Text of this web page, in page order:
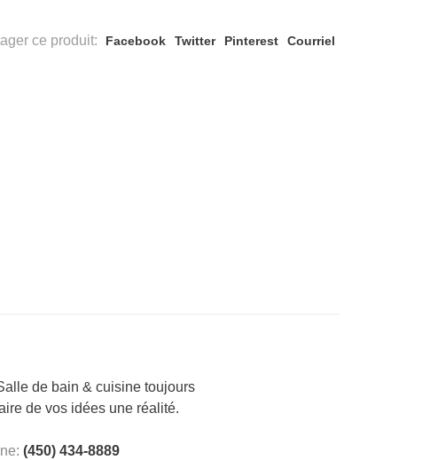
ce produit: Facebook Twitter Pinterest Courriel
de bain & cuisine toujours
de vos idées une réalité.
(450) 434-8889